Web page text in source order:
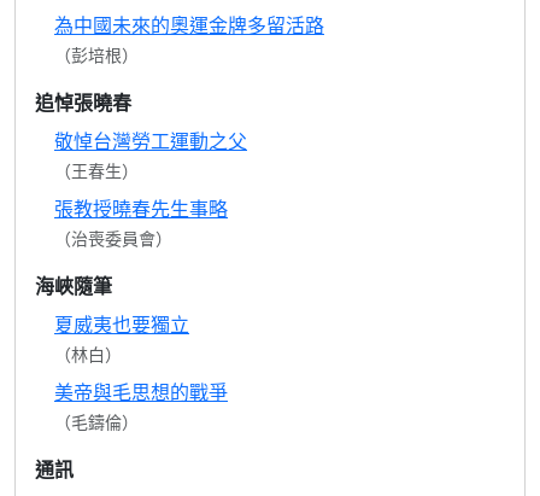
為中國未來的奧運金牌多留活路
（彭培根）
追悼張曉春
敬悼台灣勞工運動之父
（王春生）
張教授曉春先生事略
（治喪委員會）
海峽隨筆
夏威夷也要獨立
（林白）
美帝與毛思想的戰爭
（毛鑄倫）
通訊